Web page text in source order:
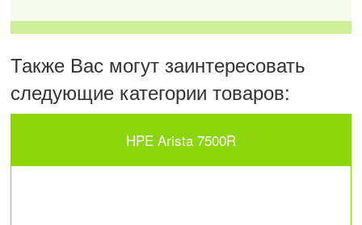
Также Вас могут заинтересовать
следующие категории товаров:
HPE Arista 7500R